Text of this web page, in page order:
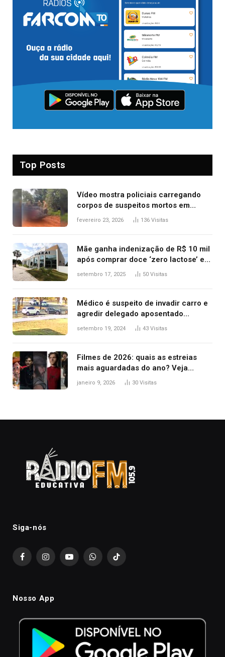
Top Posts
Vídeo mostra policiais carregando
corpos de suspeitos mortos em
confronto dentro de caminhonete
fevereiro 23, 2026 136 Visitas
Mãe ganha indenização de R$ 10 mil
após comprar doce ‘zero lactose’ e
filha ter reação alérgica grave
setembro 17, 2025 50 Visitas
Médico é suspeito de invadir carro e
agredir delegado aposentado
durante confusão no trânsito
setembro 19, 2024 43 Visitas
Filmes de 2026: quais as estreias
mais aguardadas do ano? Veja
principais lançamentos do cinema
janeiro 9, 2026 30 Visitas
Siga-nós
FacebookInstagramYouTubeWhatsAppTikTok
Nosso App